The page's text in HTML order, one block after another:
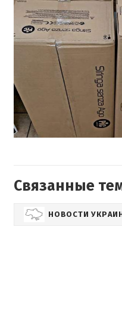
Связанные
НОВОСТИ